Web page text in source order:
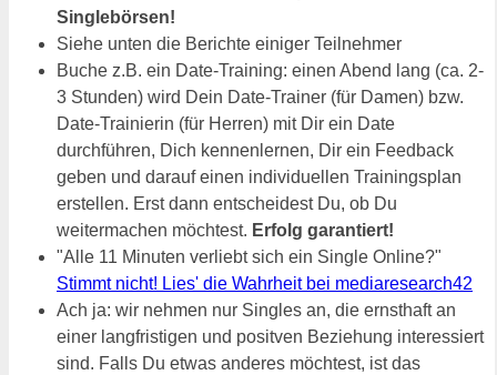
Singlebörsen!
Siehe unten die Berichte einiger Teilnehmer
Buche z.B. ein Date-Training: einen Abend lang (ca. 2-
3 Stunden) wird Dein Date-Trainer (für Damen) bzw.
Date-Trainierin (für Herren) mit Dir ein Date
durchführen, Dich kennenlernen, Dir ein Feedback
geben und darauf einen individuellen Trainingsplan
erstellen. Erst dann entscheidest Du, ob Du
weitermachen möchtest. Erfolg garantiert!
"Alle 11 Minuten verliebt sich ein Single Online?"
Stimmt nicht! Lies' die Wahrheit bei mediaresearch42
Ach ja: wir nehmen nur Singles an, die ernsthaft an
einer langfristigen und positven Beziehung interessiert
sind. Falls Du etwas anderes möchtest, ist das